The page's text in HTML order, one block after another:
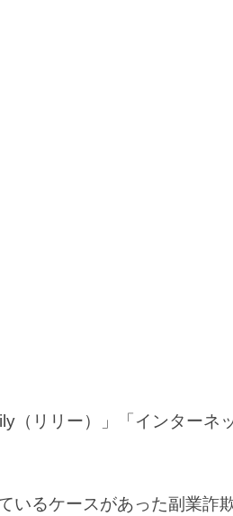
（リリー）」「インターネ
いるケースがあった副業詐